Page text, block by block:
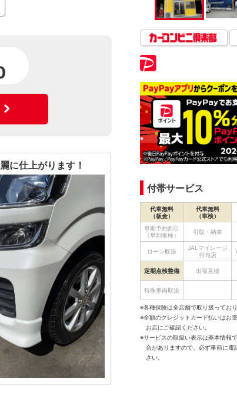
に仕上がります！
付帯サービス
代車無料
（板金）
代車無料
（車検）
早期予約割引
（早割車検）
引取・納車
ローン取扱
JALマイレージ
付与店
定期点検整備 出張見積
特殊車両取扱
※各種保険は全店舗で取り扱っており
※全額のクレジットカード払いはお
お店にご確認ください。
※サービスの取扱い表示は基本情報
合がありますので、必ず事前に電
さい。